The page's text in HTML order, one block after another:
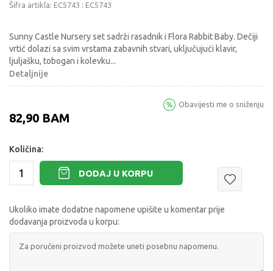
Šifra artikla: EC5743 : EC5743
Sunny Castle Nursery set sadrži rasadnik i Flora Rabbit Baby. Dečiji
vrtić dolazi sa svim vrstama zabavnih stvari, uključujući klavir,
ljuljašku, tobogan i kolevku...
Detaljnije
82,90 BAM
Obavijesti me o sniženju
Količina:
DODAJ U KORPU
Ukoliko imate dodatne napomene upišite u komentar prije
dodavanja proizvoda u korpu: